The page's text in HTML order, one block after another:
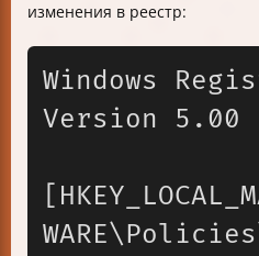
изменения в реестр:
Windows
Version 5.00